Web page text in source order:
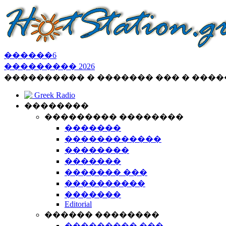
������6
��������� 2026
���������� � ������� ��� �
Greek Radio
��������
��������� ��������
�������
������������
��������
�������
������� ���
����������
�������
Editorial
������ ��������